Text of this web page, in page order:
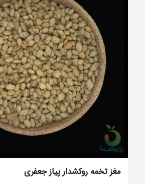
مغز تخمه روکشدار پیاز جعفری